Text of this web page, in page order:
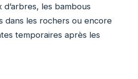
les bambous
dans les rochers ou encore
temporaires après les